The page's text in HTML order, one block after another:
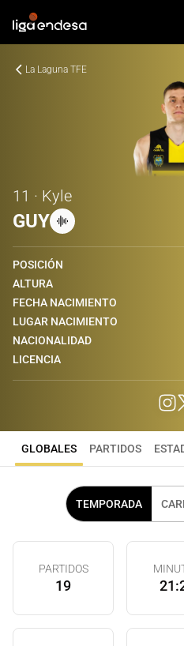
La Laguna TFE
11 · Kyle
GUY
POSICIÓN
ALTURA
FECHA NACIMIENTO
LUGAR NACIMIENTO
NACIONALIDAD
LICENCIA
GLOBALES PARTIDOS
TEMPORADA
PARTIDOS
19